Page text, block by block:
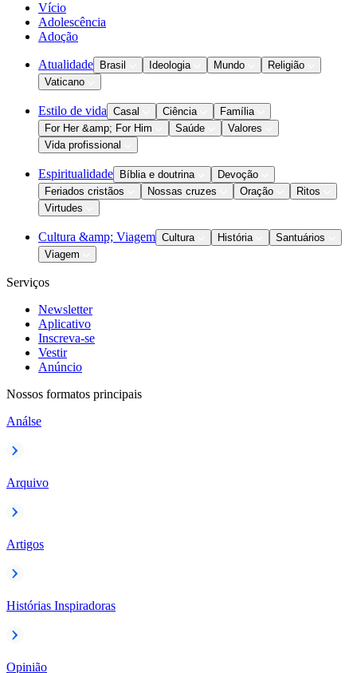
Vício
Adolescência
Adoção
Atualidade Brasil Ideologia Mundo
Religião
Vaticano
Estilo de vida Casal Ciência
Família
For Her &amp; For Him
Saúde
Valores
Vida profissional
Espiritualidade Bíblia e doutrina
Devoção
Feriados cristãos
Nossas cruzes Oração
Ritos
Virtudes
Cultura &amp; Viagem Cultura História
Santuários
Viagem
Serviços
Newsletter
Aplicativo
Inscreva-se
Vestir
Anúncio
Nossos formatos principais
Análse
Arquivo
Artigos
Histórias Inspiradoras
Opinião